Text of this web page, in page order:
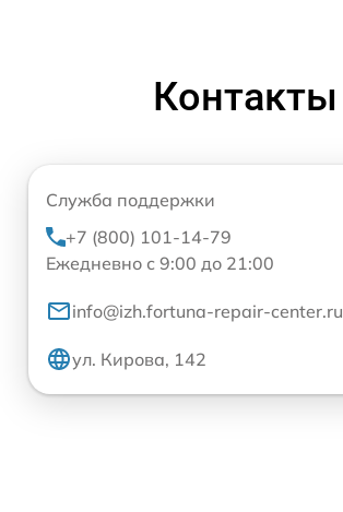
Контакты
Служба поддержки
+7 (800) 101-14-79
Ежедневно с 9:00 до 21:00
info@izh.fortuna-repair-center.ru
ул. Кирова, 142